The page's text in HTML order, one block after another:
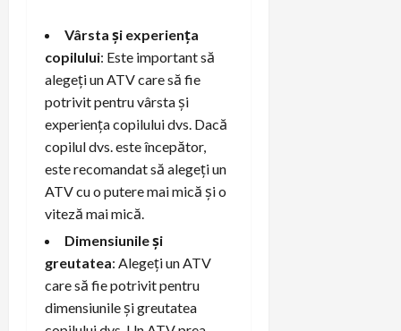
Vârsta și experiența
copilului: Este important să
alegeți un ATV care să fie
potrivit pentru vârsta și
experiența copilului dvs. Dacă
copilul dvs. este începător,
este recomandat să alegeți un
ATV cu o putere mai mică și o
viteză mai mică.
Dimensiunile și
greutatea: Alegeți un ATV
care să fie potrivit pentru
dimensiunile și greutatea